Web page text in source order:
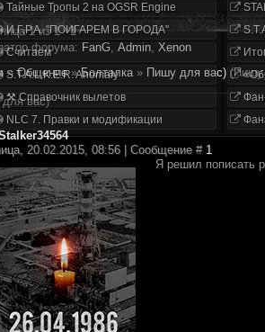
Тайные Тропы 2 на OGSR Engine
И.Г.Р.А. "ПОИГАРЕМ В ГОРОДА"
Считаем
S.T.A.L.K.E.R. Anomaly
⚒ Справочник вылетов
NLC 7. Правки и модификации
1из1
1
форума: FanG, Аdmin, Xenon
» Общение » Болталка » Пишу для вас) (Пишу
вас)
20.02.2015, 08:56 | Сообщение # 1
Я решил пописать